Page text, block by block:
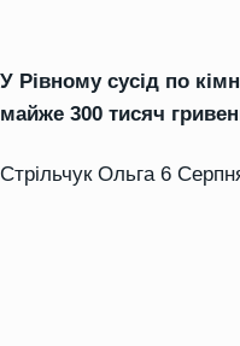
У Рівному сусід по
майже 300 тисяч
Стрільчук Ольга 6